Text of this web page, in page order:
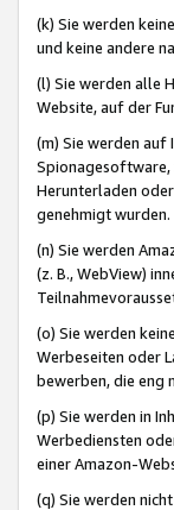
(k) Sie werden
und keine andere
(l) Sie werden alle
Website, auf der
(m) Sie werden
Spionagesoftware,
Herunterladen
genehmigt wurden.
(n) Sie werden
(z. B., WebView)
(o) Sie werden
Werbeseiten oder
bewerben, die eng
(p) Sie werden in
Werbediensten
einer Amazon-
(q) Sie werden